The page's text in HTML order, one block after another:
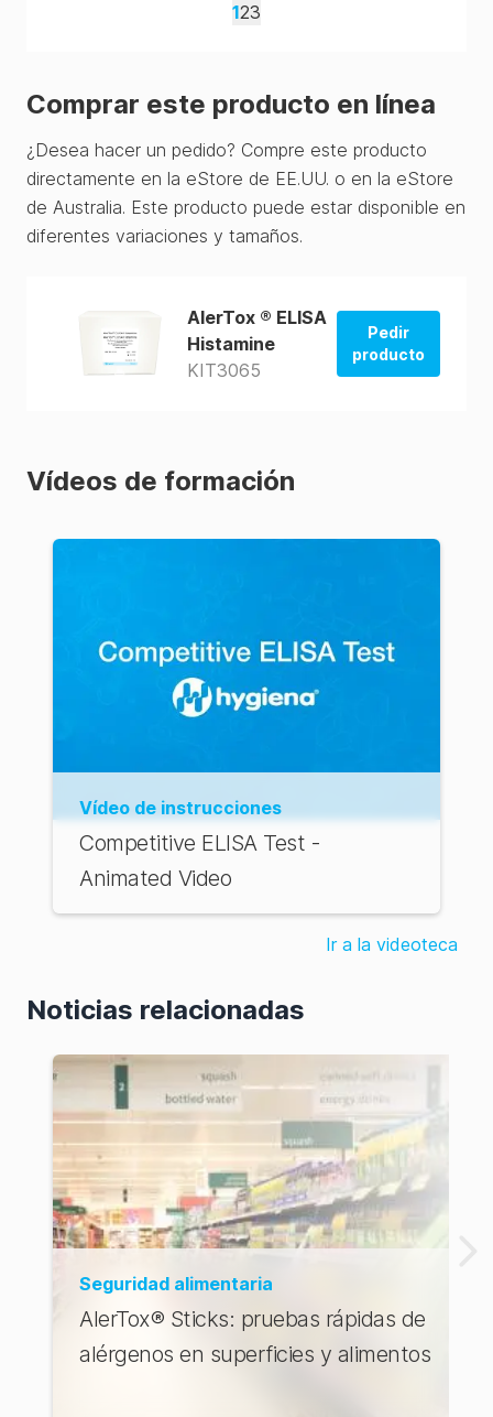
123
Comprar este producto en línea
¿Desea hacer un pedido? Compre este producto
directamente en la eStore de EE.UU. o en la eStore
de Australia. Este producto puede estar disponible en
diferentes variaciones y tamaños.
AlerTox ® ELISA
Histamine
KIT3065
Pedir
producto
Vídeos de formación
Vídeo de instrucciones
Competitive ELISA Test -
Animated Video
Ir a la videoteca
Noticias relacionadas
Seguridad alimentaria
AlerTox® Sticks: pruebas rápidas de
alérgenos en superficies y alimentos